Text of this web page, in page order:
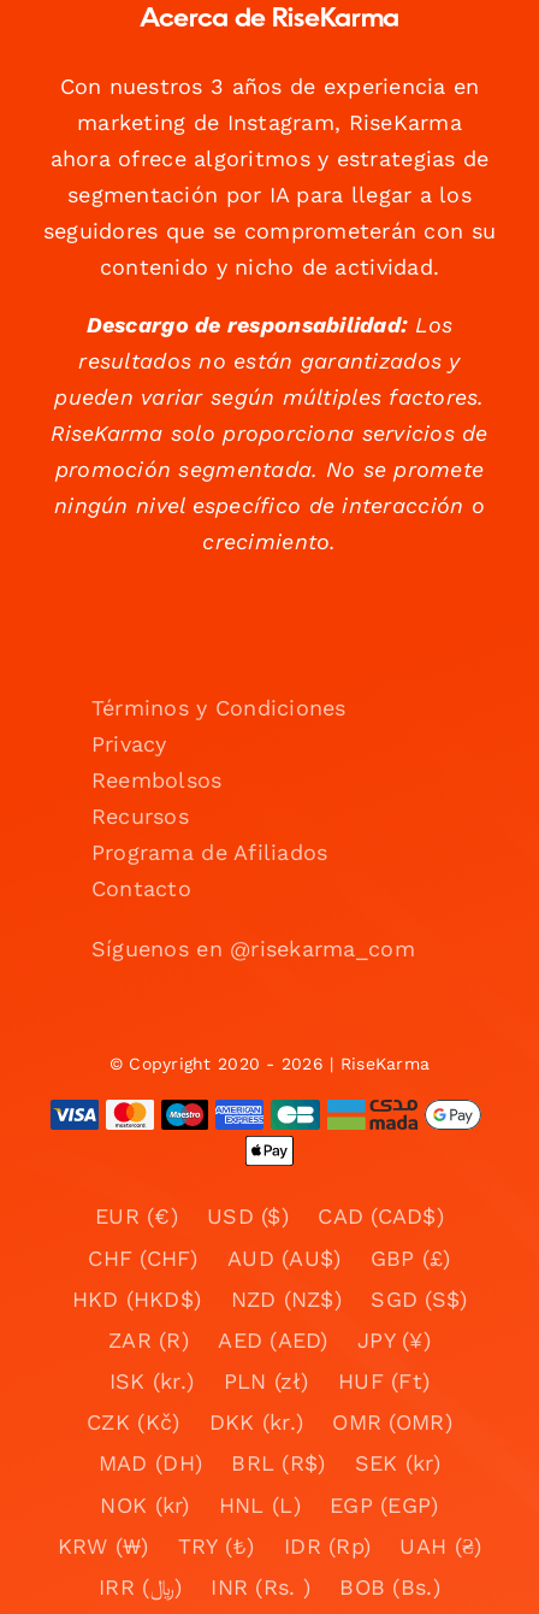
Acerca de RiseKarma
Con nuestros 3 años de experiencia en
marketing de Instagram, RiseKarma
ahora ofrece algoritmos y estrategias de
segmentación por IA para llegar a los
seguidores que se comprometerán con su
contenido y nicho de actividad.
Descargo de responsabilidad:Los
resultados no están garantizados y
pueden variar según múltiples factores.
RiseKarma solo proporciona servicios de
promoción segmentada. No se promete
ningún nivel específico de interacción o
crecimiento.
Términos y Condiciones
Privacy
Reembolsos
Recursos
Programa de Afiliados
Contacto
Síguenos en @risekarma_com
© Copyright 2020 - 2026 | RiseKarma
EUR (€) USD ($)
CAD (CAD$)
CHF (CHF)
AUD (AU$)
GBP (£)
HKD (HKD$)
NZD (NZ$)
SGD (S$)
ZAR (R)
AED (AED)
JPY (¥)
ISK (kr.)
PLN (zł)
HUF (Ft)
CZK (Kč)
DKK (kr.)
OMR (OMR)
MAD (DH)
BRL (R$)
SEK (kr)
NOK (kr)
HNL (L)
EGP (EGP)
KRW (₩)
TRY (₺) IDR (Rp)
UAH (₴)
IRR (﷼)
INR (Rs. )
BOB (Bs.)